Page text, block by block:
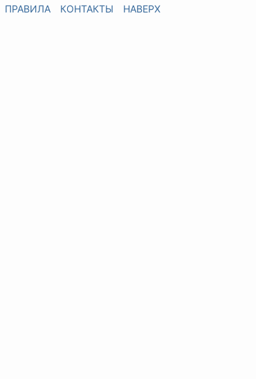
ПРАВИЛА КОНТАКТЫ НАВЕРХ